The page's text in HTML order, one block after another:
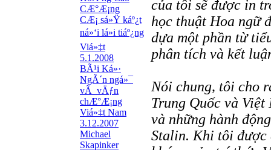
CÆ°Æ¡ng
CÆ¡ sá»Ÿ káº¿t
ná»‘i lá»i tiáº¿ng
Viá»‡t
5.1.2008
BÃ¹i Ká»·
NgÃ´n ngá»¯
vÃ vÄƒn
chÆ°Æ¡ng
Viá»‡t Nam
3.12.2007
Michael
Skapinker
của tôi sẽ được in
học thuật Hoa ngữ
dựa một phần từ
phân tích và kết
Nói chung, tôi cho
Trung Quốc và
và những hành
Stalin. Khi tôi được